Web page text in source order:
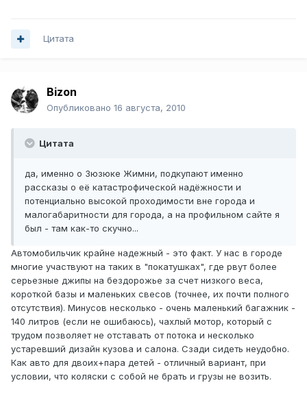
Цитата
Bizon
Опубликовано 16 августа, 2010
Цитата
да, именно о Зюзюке Жимни, подкупают именно
рассказы о её катастрофической надёжности и
потенциально высокой проходимости вне города и
малогабаритности для города, а на профильном сайте я
был - там как-то скучно...
Автомобильчик крайне надежный - это факт. У нас в городе
многие участвуют на таких в "покатушках", где рвут более
серьезные джипы на бездорожье за счет низкого веса,
короткой базы и маленьких свесов (точнее, их почти полного
отсутствия). Минусов несколько - очень маленький багажник -
140 литров (если не ошибаюсь), чахлый мотор, который с
трудом позволяет не отставать от потока и несколько
устаревший дизайн кузова и салона. Сзади сидеть неудобно.
Как авто для двоих+пара детей - отличный вариант, при
условии, что коляски с собой не брать и грузы не возить.